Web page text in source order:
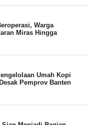
Warga
Miras Hingga
Umah Kopi
Pemprov Banten